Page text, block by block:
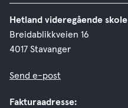
Hetland videregående skole
Breidablikkveien 16
4017 Stavanger
Send e-post
Fakturaadresse: